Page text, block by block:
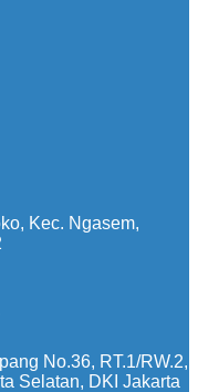
Kec. Ngasem,
No.36, RT.1/RW.2,
Selatan, DKI Jakarta